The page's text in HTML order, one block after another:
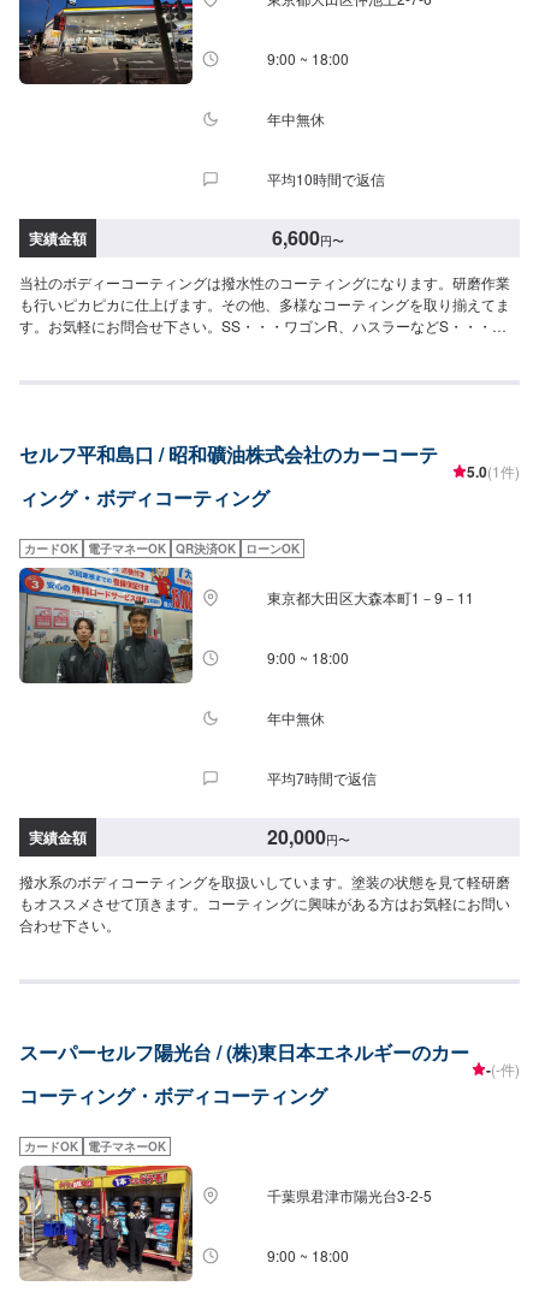
ナンスで耐久（洗車のみの場合）。透明感のあるツヤが出て、紫外線からボ
ディーを守ります！！17,400円[SSサイズ]19,500円[Sサイズ]21,800円[Mサイ
ズ]23,900円[Lサイズ]28,400円LLサイズ]32,900円[XLサイズ]◉ピュアキーパー
ポリマー被膜の一層構造2〜3ヶ月ごとの施行で綺麗が持続できます。40〜60
綺麗が持続します！6,690円[SSサイズ]7,210円[Sサイズ]7,940円[Mサイ
9:00 ~ 18:00
年中無休
平均10時間で返信
実績金額 6,600円〜
当社のボディーコーティングは撥水性のコーティングになります。研磨作業
も行いピカピカに仕上げます。その他、多様なコーティングを取り揃えてま
す。お気軽にお問合せ下さい。SS・・・ワゴンR、ハスラーなどS・・・ア
ディライトコートSS6,600円S6,600円M7,600円L8,600円LL9,600円
円LL25,000円
セルフ平和島口 / 昭和礦油株式会社のカーコーテ
ィング・ボディコーティング
5.0(1件)
カードOK 電子マネーOK QR決済OK ローンOK
東京都大田区大森本町1－9－11
9:00 ~ 18:00
年中無休
平均7時間で返信
実績金額 20,000円〜
撥水系のボディコーティングを取扱いしています。塗装の状態を見て軽研磨
もオススメさせて頂きます。コーティングに興味がある方はお気軽にお問い
合わせ下さい。
スーパーセルフ陽光台 / (株)東日本エネルギーのカー
コーティング・ボディコーティング
-(-件)
カードOK 電子マネーOK
千葉県君津市陽光台3-2-5
9:00 ~ 18:00